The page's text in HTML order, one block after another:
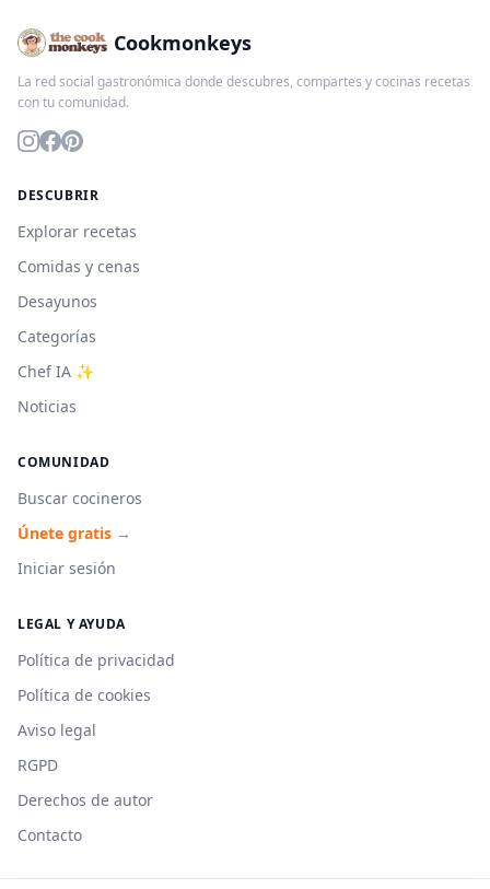
Cookmonkeys
La red social gastronómica donde descubres, compartes y cocinas recetas
con tu comunidad.
DESCUBRIR
Explorar recetas
Comidas y cenas
Desayunos
Categorías
Chef IA ✨
Noticias
COMUNIDAD
Buscar cocineros
Únete gratis →
Iniciar sesión
LEGAL Y AYUDA
Política de privacidad
Política de cookies
Aviso legal
RGPD
Derechos de autor
Contacto